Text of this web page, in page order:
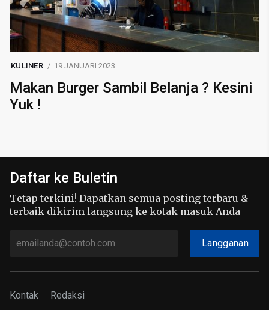
KULINER 19 JANUARI 2023
Makan Burger Sambil Belanja ? Kesini
Yuk !
Daftar ke Buletin
Tetap terkini! Dapatkan semua posting terbaru &
terbaik dikirim langsung ke kotak masuk Anda
Langganan
Kontak Redaksi